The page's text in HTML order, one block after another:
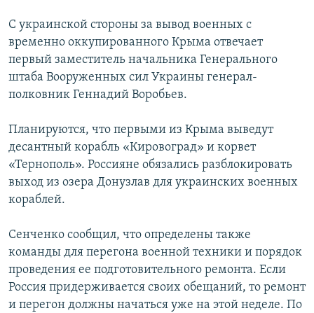
С украинской стороны за вывод военных с
временно оккупированного Крыма отвечает
первый заместитель начальника Генерального
штаба Вооруженных сил Украины генерал-
полковник Геннадий Воробьев.
Планируются, что первыми из Крыма выведут
десантный корабль «Кировоград» и корвет
«Тернополь». Россияне обязались разблокировать
выход из озера Донузлав для украинских военных
кораблей.
Сенченко сообщил, что определены также
команды для перегона военной техники и порядок
проведения ее подготовительного ремонта. Если
Россия придерживается своих обещаний, то ремонт
и перегон должны начаться уже на этой неделе. По